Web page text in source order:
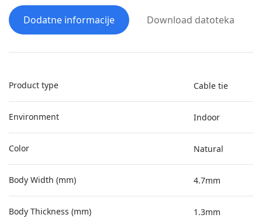
Dodatne informacije Download datoteka
Product type Cable tie
Environment Indoor
Color Natural
Body Width (mm) 4.7mm
Body Thickness (mm) 1.3mm